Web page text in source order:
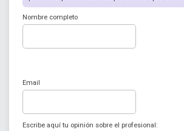
Nombre completo
Email
Escribe aquí tu opinión sobre el profesional: